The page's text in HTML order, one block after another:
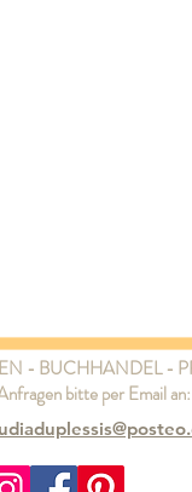
- BUCHHANDEL -
bitte per Email an: